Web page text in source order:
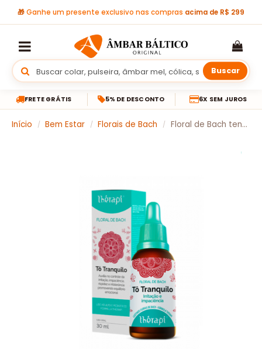
🎁Ganhe um presente exclusivo nas compras acima de R$ 299
Buscar
FRETE GRÁTIS 5% DE DESCONTO 6X SEM JUROS
Início / Bem Estar / Florais de Bach / Floral de Bach tensão e estress Thérapi – Tô tranquilo 30 ML